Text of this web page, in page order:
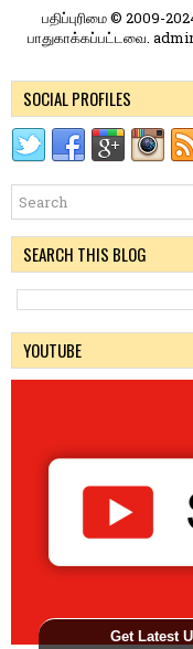
Get Latest
பதிப்புரிமை © 2009-
பாதுகாக்கப்பட்டவை.
SOCIAL PROFILES
SEARCH THIS BLOG
YOUTUBE